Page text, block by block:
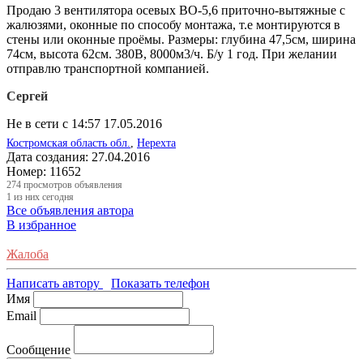
Продаю 3 вентилятора осевых ВО-5,6 приточно-вытяжные с
жалюзями, оконные по способу монтажа, т.е монтируются в
стены или оконные проёмы. Размеры: глубина 47,5см, ширина
74см, высота 62см. 380В, 8000м3/ч. Б/у 1 год. При желании
отправлю транспортной компанией.
Сергей
Не в сети с 14:57 17.05.2016
Костромская область обл., Нерехта
Дата создания: 27.04.2016
Номер: 11652
274 просмотров объявления
1 из них сегодня
Все объявления автора
В избранное
Жалоба
Написать автору
Показать телефон
Имя
Email
Сообщение